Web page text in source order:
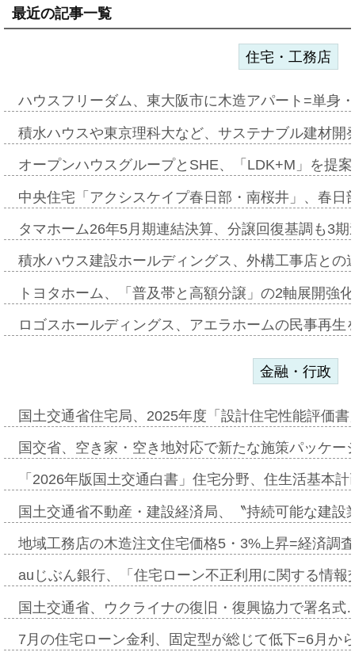
最近の記事一覧
住宅・工務店
ハウスフリーダム、東大阪市に木造アパート=単身
積水ハウスや東京理科大など、サステナブル建材
オープンハウスグループとSHE、「LDK+M」を提
中央住宅「アクシスケイプ春日部・南桜井」、春
タマホーム26年5月期連結決算、分譲回復基調も3
積水ハウス建設ホールディングス、外構工事店と
トヨタホーム、「普及帯と高額分譲」の2軸展開強
ロゴスホールディングス、アエラホームの民事再
金融・行政
国土交通省住宅局、2025年度「設計住宅性能評価
国交省、空き家・空き地対応で新たな施策パッケ
「2026年版国土交通白書」住宅分野、住生活基本
国土交通省不動産・建設経済局、〝持続可能な建
地域工務店の木造注文住宅価格5・3%上昇=経済調
auじぶん銀行、「住宅ローン不正利用に関する情
国土交通省、ウクライナの復旧・復興協力で署名
7月の住宅ローン金利、固定型が総じて低下=6月か